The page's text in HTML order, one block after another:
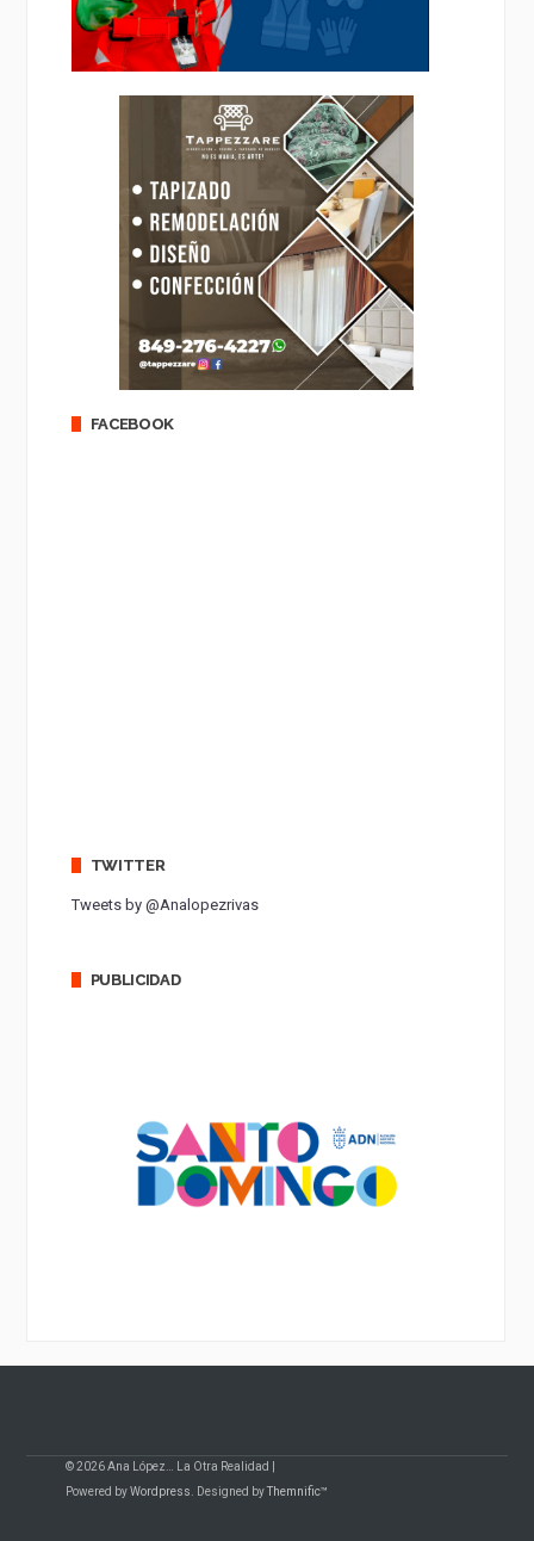
FACEBOOK
TWITTER
Tweets by @Analopezrivas
PUBLICIDAD
© 2026 Ana López… La Otra Realidad |
Powered byWordpress. Designed by Themnific™